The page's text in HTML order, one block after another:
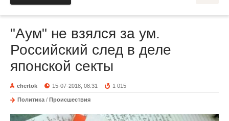
"Аум" не взялся за ум.
Российский след в деле
японской секты
chertok 15-07-2018, 08:31 1 015
Политика / Происшествия